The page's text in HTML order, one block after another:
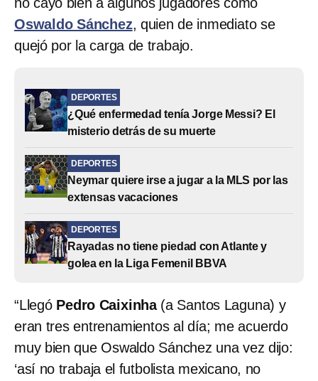
Oswaldo Sánchez, quien de inmediato se
quejó por la carga de trabajo.
DEPORTES
¿Qué enfermedad tenía Jorge Messi? El
misterio detrás de su muerte
DEPORTES
Neymar quiere irse a jugar a la MLS por las
extensas vacaciones
DEPORTES
Rayadas no tiene piedad con Atlante y
golea en la Liga Femenil BBVA
“Llegó Pedro Caixinha (a Santos Laguna) y
eran tres entrenamientos al día; me acuerdo
muy bien que Oswaldo Sánchez una vez dijo:
‘así no trabaja el futbolista mexicano, no